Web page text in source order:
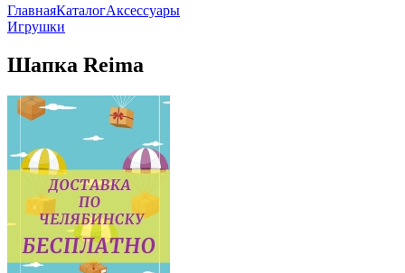
ГлавнаяКаталогАксессуары
Игрушки
Шапка Reima